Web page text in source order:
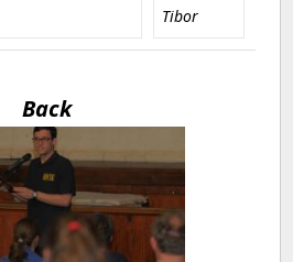
Tibor
Back